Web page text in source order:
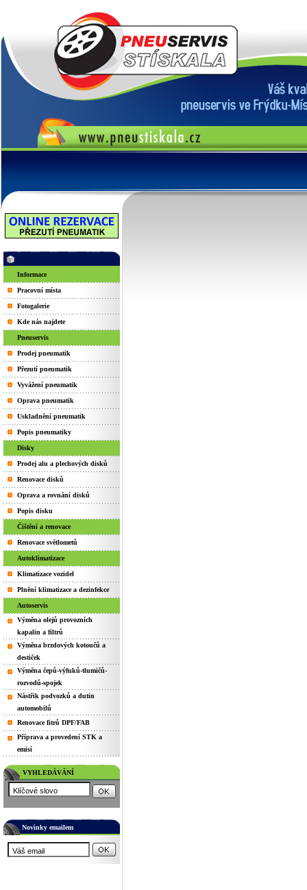
Informace
Pracovní místa
Fotogalerie
Kde nás najdete
Pneuservis
Prodej pneumatik
Přezutí pneumatik
Vyvážení pneumatik
Oprava pneumatik
Uskladnění pneumatik
Popis pneumatiky
Disky
Prodej alu a plechových disků
Renovace disků
Oprava a rovnání disků
Popis disku
Čištění a renovace
Renovace světlometů
Autoklimatizace
Klimatizace vozidel
Plnění klimatizace a dezinfekce
Autoservis
Výměna olejů provozních
kapalin a filtrů
Výměna brzdových kotoučů a
destiček
Výměna čepů-výfuků-tlumičů-
rozvodů-spojek
Nástřik podvozků a dutin
automobilů
Renovace fitrů DPF/FAB
Příprava a provedení STK a
emisí
VYHLEDÁVÁNÍ
Novinky emailem